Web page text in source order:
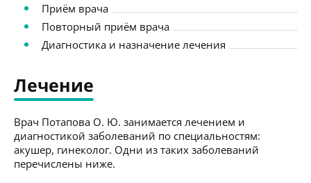
Приём врача
Повторный приём врача
Диагностика и назначение лечения
Лечение
Врач Потапова О. Ю. занимается лечением и
диагностикой заболеваний по специальностям:
акушер, гинеколог. Одни из таких заболеваний
перечислены ниже.